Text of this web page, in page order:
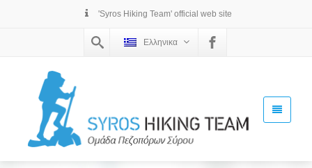
'Syros Hiking Team' official web site
Ελληνικα